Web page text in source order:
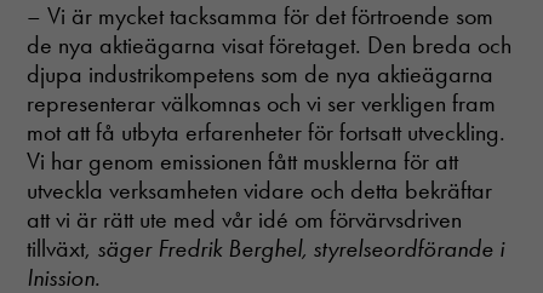
– Vi är mycket tacksamma för det förtroende som
de nya aktieägarna visat företaget. Den breda och
djupa industrikompetens som de nya aktieägarna
representerar välkomnas och vi ser verkligen fram
mot att få utbyta erfarenheter för fortsatt utveckling.
Vi har genom emissionen fått musklerna för att
utveckla verksamheten vidare och detta bekräftar
att vi är rätt ute med vår idé om förvärvsdriven
tillväxt, säger Fredrik Berghel, styrelseordförande i
Inission.